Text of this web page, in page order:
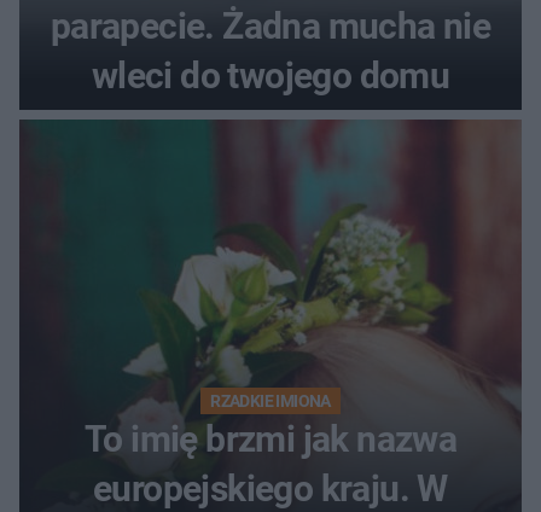
parapecie. Żadna mucha nie
wleci do twojego domu
RZADKIE IMIONA
To imię brzmi jak nazwa
europejskiego kraju. W